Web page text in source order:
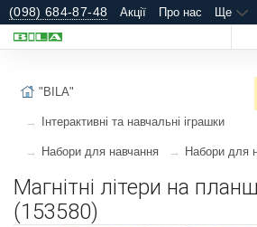
(098) 684-87-48 Акції Про нас Ще
"BILA"
Інтерактивні та навчальні іграшки
Набори для навчання Набори для
Магнітні літери на
(153580)